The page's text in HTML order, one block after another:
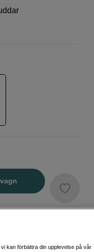
effektiv ränta 10,45 %
kan förbättra din upplevelse på vår